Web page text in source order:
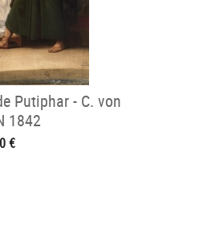
Putiphar - C. von
1842
€